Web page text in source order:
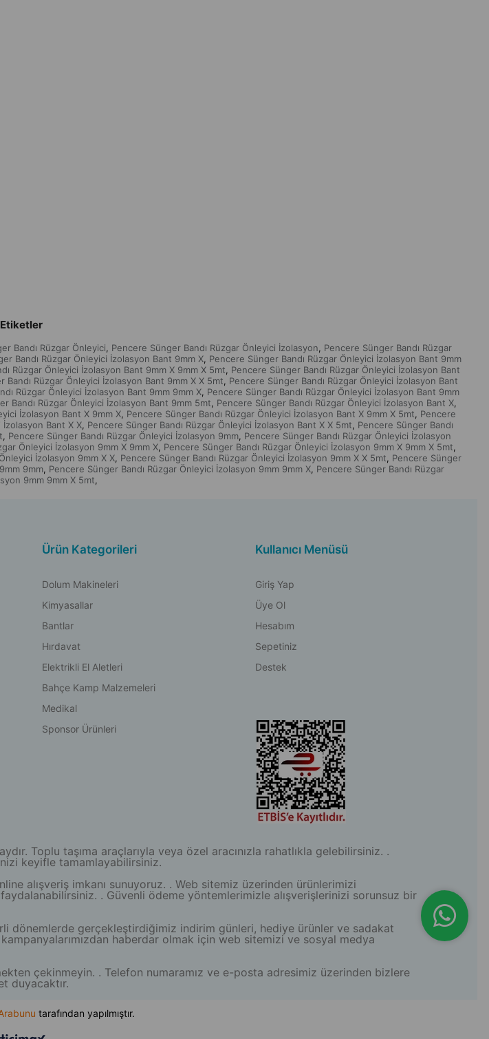
Etiketler
Bandı Rüzgar Önleyici, Pencere Sünger Bandı Rüzgar Önleyici İzolasyon, Pencere Sünger Bandı Rüzgar
Bandı Rüzgar Önleyici İzolasyon Bant 9mm X, Pencere Sünger Bandı Rüzgar Önleyici İzolasyon Bant 9mm
Rüzgar Önleyici İzolasyon Bant 9mm X 9mm X 5mt, Pencere Sünger Bandı Rüzgar Önleyici İzolasyon Bant
Bandı Rüzgar Önleyici İzolasyon Bant 9mm X X 5mt, Pencere Sünger Bandı Rüzgar Önleyici İzolasyon Bant
Rüzgar Önleyici İzolasyon Bant 9mm 9mm X, Pencere Sünger Bandı Rüzgar Önleyici İzolasyon Bant 9mm
Bandı Rüzgar Önleyici İzolasyon Bant 9mm 5mt, Pencere Sünger Bandı Rüzgar Önleyici İzolasyon Bant X,
İzolasyon Bant X 9mm X, Pencere Sünger Bandı Rüzgar Önleyici İzolasyon Bant X 9mm X 5mt, Pencere
Bant X X, Pencere Sünger Bandı Rüzgar Önleyici İzolasyon Bant X X 5mt, Pencere Sünger Bandı
, Pencere Sünger Bandı Rüzgar Önleyici İzolasyon 9mm, Pencere Sünger Bandı Rüzgar Önleyici İzolasyon
Önleyici İzolasyon 9mm X 9mm X, Pencere Sünger Bandı Rüzgar Önleyici İzolasyon 9mm X 9mm X 5mt,
İzolasyon 9mm X X, Pencere Sünger Bandı Rüzgar Önleyici İzolasyon 9mm X X 5mt, Pencere Sünger
9mm, Pencere Sünger Bandı Rüzgar Önleyici İzolasyon 9mm 9mm X, Pencere Sünger Bandı Rüzgar
9mm 9mm X 5mt,
Ürün Kategorileri
Dolum Makineleri
Kimyasallar
Bantlar
Hırdavat
Elektrikli El Aletleri
Bahçe Kamp Malzemeleri
Medikal
Sponsor Ürünleri
Kullanıcı Menüsü
Giriş Yap
Üye Ol
Hesabım
Sepetiniz
Destek
Toplu taşıma araçlarıyla veya özel aracınızla rahatlıkla gelebilirsiniz. .
keyifle tamamlayabilirsiniz.
alışveriş imkanı sunuyoruz. . Web sitemiz üzerinden ürünlerimizi
. Güvenli ödeme yöntemlerimizle alışverişlerinizi sorunsuz bir
dönemlerde gerçekleştirdiğimiz indirim günleri, hediye ürünler ve sadakat
haberdar olmak için web sitemizi ve sosyal medya
çekinmeyin. . Telefon numaramız ve e-posta adresimiz üzerinden bizlere
duyacaktır.
tarafından yapılmıştır.